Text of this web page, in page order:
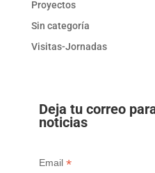
Proyectos
Sin categoría
Visitas-Jornadas
Deja tu correo
noticias
Email *